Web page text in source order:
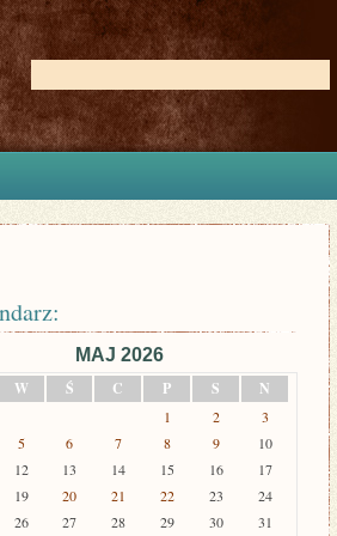
MAJ 2026
W
Ś C P S N
1 2
3
5
6 7 8 9
10
12
13 14 15 16
17
19
20 21 22 23
24
26
27 28 29 30 31